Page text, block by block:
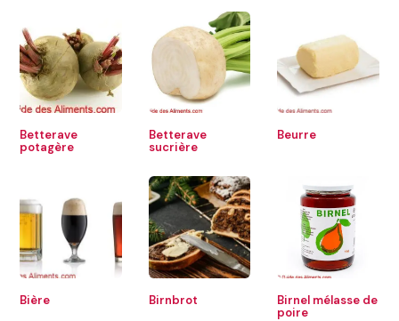
Betterave
potagère
Betterave
sucrière
Beurre
Bière Birnbrot
Birnel mélasse de
poire